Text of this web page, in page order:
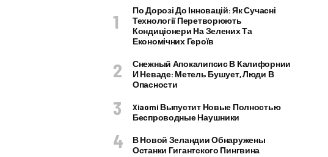
По Дорозі До Інновацій: Як Сучасні
Технології Перетворюють
Кондиціонери На Зелених Та
Економічних Героїв
Снежный Апокалипсис В Калифорнии
И Неваде: Метель Бушует, Люди В
Опасности
Xiaomi Выпустит Новые Полностью
Беспроводные Наушники
В Новой Зеландии Обнаружены
Останки Гигантского Пингвина